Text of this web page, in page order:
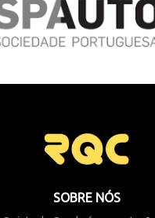
SOBRE NÓS